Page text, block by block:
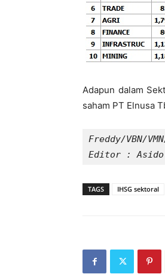
Adapun dalam
saham PT Elnusa
Freddy/VBN/
Editor : Asido
TAGS IHSG sektoral